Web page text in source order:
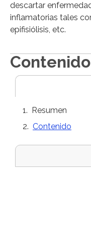
descartar
inflamatorias tales
epifisiólisis, etc.
Contenido
Resumen
Contenido